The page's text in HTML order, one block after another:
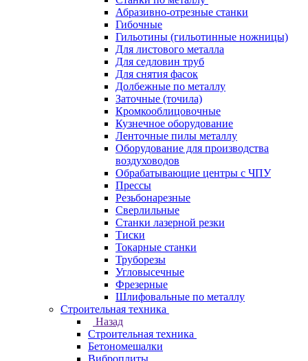
Абразивно-отрезные станки
Гибочные
Гильотины (гильотинные ножницы)
Для листового металла
Для седловин труб
Для снятия фасок
Долбежные по металлу
Заточные (точила)
Кромкооблицовочные
Кузнечное оборудование
Ленточные пилы металлу
Оборудование для производства
воздуховодов
Обрабатывающие центры с ЧПУ
Прессы
Резьбонарезные
Сверлильные
Станки лазерной резки
Тиски
Токарные станки
Труборезы
Угловысечные
Фрезерные
Шлифовальные по металлу
Строительная техника
Назад
Строительная техника
Бетономешалки
Виброплиты